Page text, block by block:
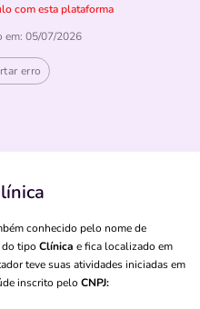
com esta plataforma
em: 05/07/2026
erro
conhecido pelo nome de
do tipo Clínica e fica localizado em
teve suas atividades iniciadas em
inscrito pelo CNPJ: